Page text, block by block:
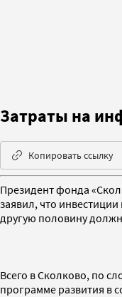
Затраты на
Копировать ссылку
Президент фонда
заявил, что
другую половину
Всего в Сколково, по
программе развития в